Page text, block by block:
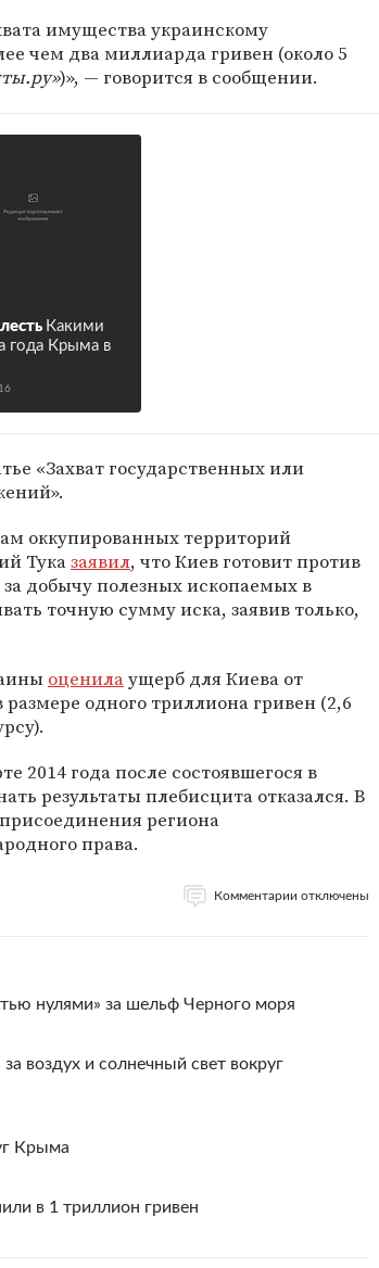
имущества украинскому
чем два миллиарда гривен (около 5
)», — говорится в сообщении.
Какими
года Крыма в
«Захват государственных или
оккупированных территорий
Туказаявил, что Киев готовит против
добычу полезных ископаемых в
точную сумму иска, заявив только,
оценилаущерб для Киева от
одного триллиона гривен (2,6
2014 года после состоявшегося в
результаты плебисцита отказался. В
региона
права.
Комментарии отключены
нулями» за шельф Черного моря
воздух и солнечный свет вокруг
Крыма
в 1 триллион гривен